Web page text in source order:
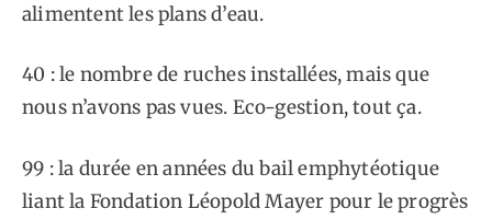
alimentent les plans d’eau.
40 : le nombre de ruches installées, mais que
nous n’avons pas vues. Eco-gestion, tout ça.
99 : la durée en années du bail emphytéotique
liant la Fondation Léopold Mayer pour le progrès